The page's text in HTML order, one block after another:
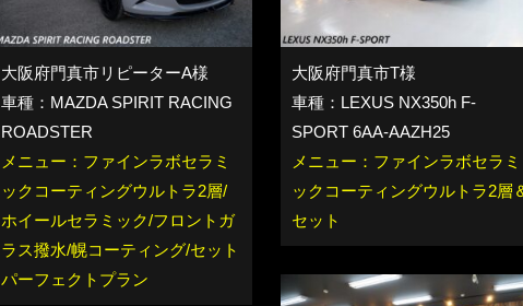
大阪府門真市リピーターA様
車種：MAZDA SPIRIT RACING
ROADSTER
メニュー：ファインラボセラミ
ックコーティングウルトラ2層/
ホイールセラミック/フロントガ
ラス撥水/幌コーティング/セット
パーフェクトプラン
大阪府門真市T様
車種：LEXUS NX350h F-
SPORT 6AA-AAZH25
メニュー：ファインラボセラミ
ックコーティングウルトラ2層
セット